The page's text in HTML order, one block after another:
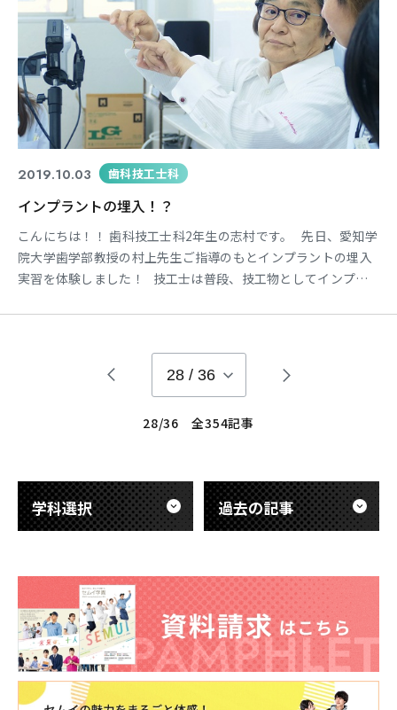
2019.10.03 歯科技工士科
インプラントの埋入！？
こんにちは！！ 歯科技工士科2年生の志村です。 先日、愛知学
院大学歯学部教授の村上先生ご指導のもとインプラントの埋入
実習を体験しました！ 技工士は普段、技工物としてインプラ
隣の歯根や神経に当たらないよ
28 / 36
28/36 全354記事
学科選択 過去の記事